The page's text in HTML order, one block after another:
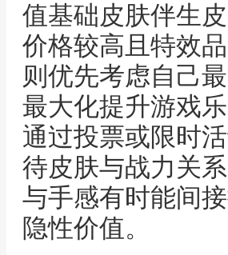
值基础皮肤伴生
价格较高且特效
则优先考虑自己
最大化提升游戏
通过投票或限时
待皮肤与战力关
与手感有时能间
隐性价值。